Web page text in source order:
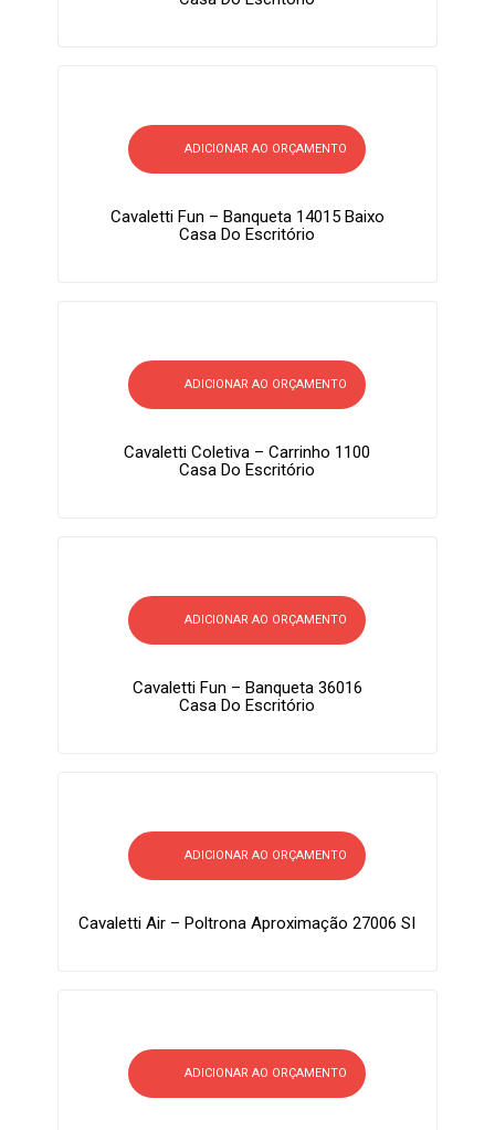
ADICIONAR AO ORÇAMENTO
Cavaletti Fun – Banqueta 14015 Baixo
Casa Do Escritório
ADICIONAR AO ORÇAMENTO
Cavaletti Coletiva – Carrinho 1100
Casa Do Escritório
ADICIONAR AO ORÇAMENTO
Cavaletti Fun – Banqueta 36016
Casa Do Escritório
ADICIONAR AO ORÇAMENTO
Cavaletti Air – Poltrona Aproximação 27006 SI
ADICIONAR AO ORÇAMENTO